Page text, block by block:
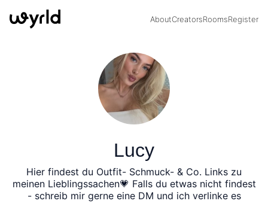
AboutCreatorsRoomsRegister
Lucy
Hier findest du Outfit- Schmuck- & Co. Links zu
meinen Lieblingssachen💗 Falls du etwas nicht findest
- schreib mir gerne eine DM und ich verlinke es